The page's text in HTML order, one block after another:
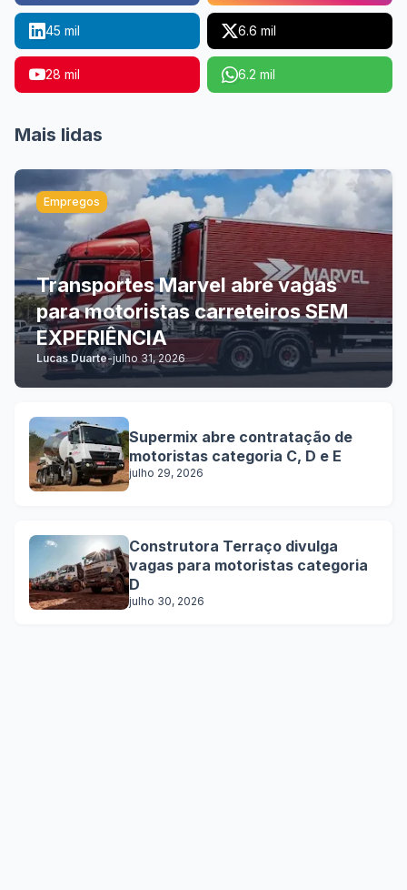
45 mil 6.6 mil
28 mil 6.2 mil
Mais lidas
Empregos
Transportes Marvel abre vagas
para motoristas carreteiros SEM
EXPERIÊNCIA
Lucas Duarte-julho 31, 2026
Supermix abre contratação de
motoristas categoria C, D e E
julho 29, 2026
Construtora Terraço divulga
vagas para motoristas categoria
D
julho 30, 2026